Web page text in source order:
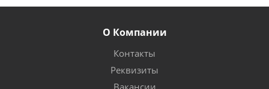
О Компании
Контакты
Реквизиты
Вакансии